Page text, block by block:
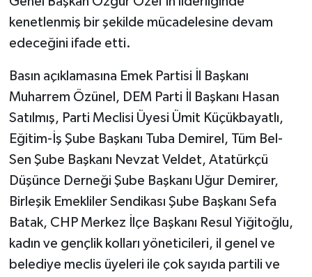
kenetlenmiş bir şekilde mücadelesine devam
edeceğini ifade etti.
Basın açıklamasına Emek Partisi İl Başkanı
Muharrem Özünel, DEM Parti İl Başkanı Hasan
Satılmış, Parti Meclisi Üyesi Ümit Küçükbayatlı,
Eğitim-İş Şube Başkanı Tuba Demirel, Tüm Bel-
Sen Şube Başkanı Nevzat Veldet, Atatürkçü
Düşünce Derneği Şube Başkanı Uğur Demirer,
Birleşik Emekliler Sendikası Şube Başkanı Sefa
Batak, CHP Merkez İlçe Başkanı Resul Yiğitoğlu,
kadın ve gençlik kolları yöneticileri, il genel ve
belediye meclis üyeleri ile çok sayıda partili ve